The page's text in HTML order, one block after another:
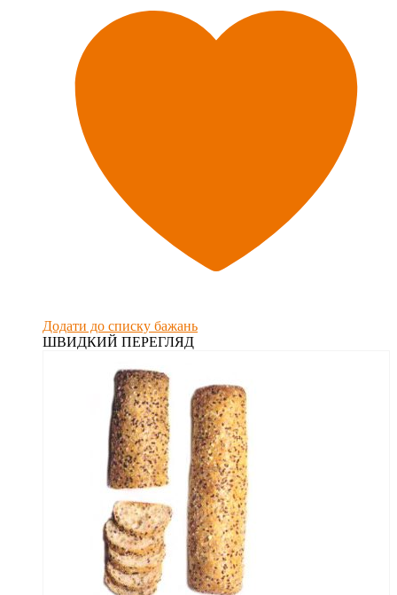
Додати до списку бажань
ШВИДКИЙ ПЕРЕГЛЯД